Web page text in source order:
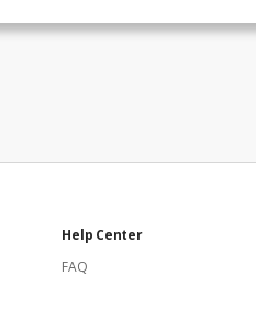
Help Center
FAQ